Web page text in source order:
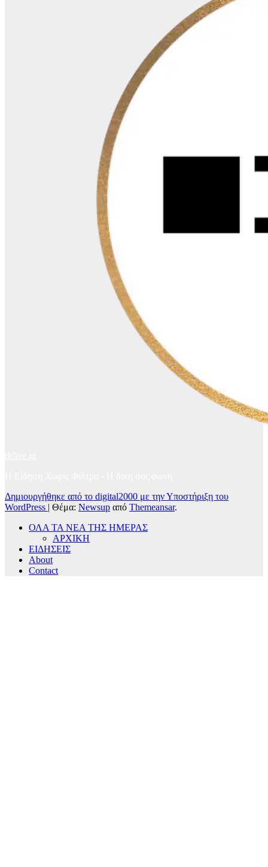
Δημιουργήθηκε από το digital2000 με την Υποστήριξη του
WordPress | Θέμα: Newsup από Themeansar.
ΟΛΑ ΤΑ ΝΕΑ ΤΗΣ ΗΜΕΡΑΣ
ΑΡΧΙΚΗ
ΕΙΔΗΣΕΙΣ
About
Contact